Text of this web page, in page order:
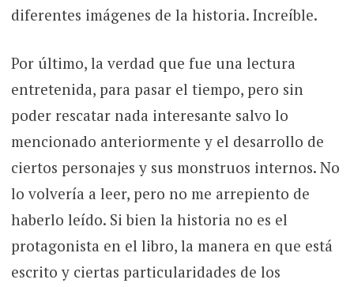
diferentes imágenes de la historia. Increíble.
Por último, la verdad que fue una lectura
entretenida, para pasar el tiempo, pero sin
poder rescatar nada interesante salvo lo
mencionado anteriormente y el desarrollo de
ciertos personajes y sus monstruos internos. No
lo volvería a leer, pero no me arrepiento de
haberlo leído. Si bien la historia no es el
protagonista en el libro, la manera en que está
escrito y ciertas particularidades de los